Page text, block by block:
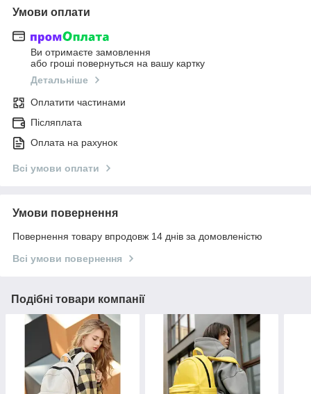
Умови оплати
Ви отримаєте замовлення
або гроші повернуться на вашу картку
Детальніше
Оплатити частинами
Післяплата
Оплата на рахунок
Всі умови оплати
Умови повернення
Повернення товару впродовж 14 днів за домовленістю
Всі умови повернення
Подібні товари компанії